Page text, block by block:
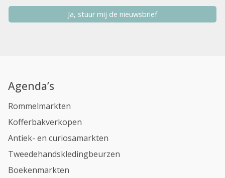
Ja, stuur mij de nieuwsbrief
Agenda’s
Rommelmarkten
Kofferbakverkopen
Antiek- en curiosamarkten
Tweedehandskledingbeurzen
Boekenmarkten